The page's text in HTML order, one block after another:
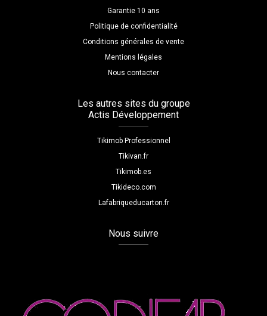
Garantie 10 ans
Politique de confidentialité
Conditions générales de vente
Mentions légales
Nous contacter
Les autres sites du groupe
Actis Développement
Tikimob Professionnel
Tikivan.fr
Tikimob.es
Tikideco.com
Lafabriqueducarton.fr
Nous suivre